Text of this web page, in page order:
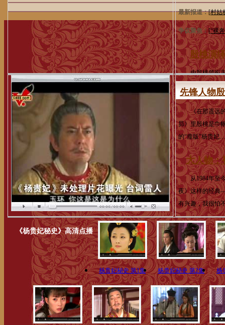
最新报道：[村姑
争议聚焦：[“裸
殷桃演
由殷桃领衔主
倾情演绎，该剧
视冠军宝座。近
先锋人物
《在那遥远的
昴》里殷桃是巾
的“瘦版”杨贵妃
大人物：
从1984年至今
夜》这样的经典
有兴趣，我很怕
《杨贵妃秘史》高清点播
杨贵妃秘史 第1集 杨贵妃秘史 第2集 杨